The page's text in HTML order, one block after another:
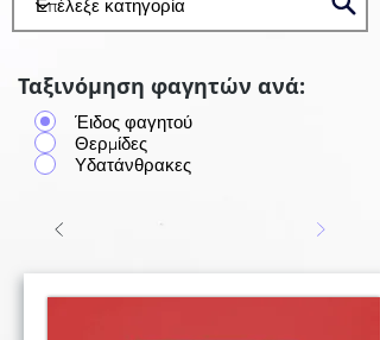
Ταξινόμηση φαγητών ανά:
Έιδος φαγητού
Θερμίδες
Υδατάνθρακες